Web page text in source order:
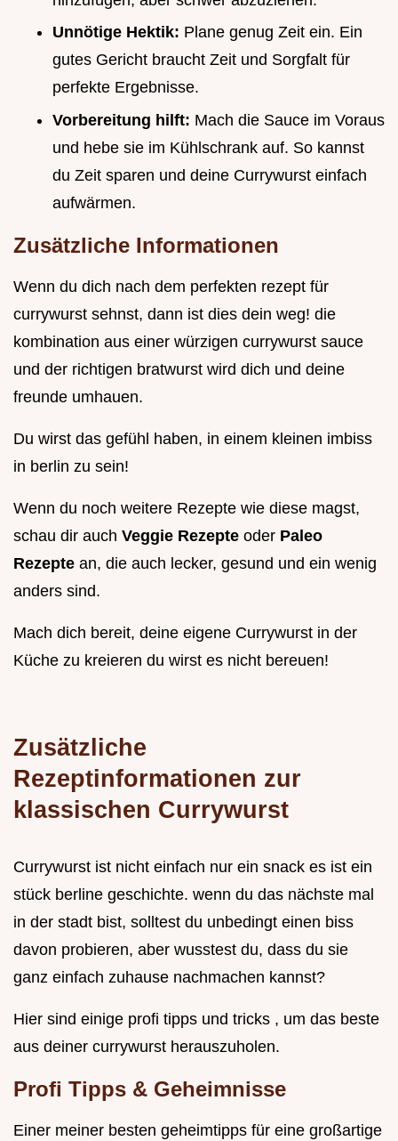
Unnötige Hektik: Plane genug Zeit ein. Ein
gutes Gericht braucht Zeit und Sorgfalt für
perfekte Ergebnisse.
Vorbereitung hilft: Mach die Sauce im Voraus
und hebe sie im Kühlschrank auf. So kannst
du Zeit sparen und deine Currywurst einfach
aufwärmen.
Zusätzliche Informationen
Wenn du dich nach dem perfekten rezept für
currywurst sehnst, dann ist dies dein weg! die
kombination aus einer würzigen currywurst sauce
und der richtigen bratwurst wird dich und deine
freunde umhauen.
Du wirst das gefühl haben, in einem kleinen imbiss
in berlin zu sein!
Wenn du noch weitere Rezepte wie diese magst,
schau dir auch Veggie Rezepte oder Paleo
Rezepte an, die auch lecker, gesund und ein wenig
anders sind.
Mach dich bereit, deine eigene Currywurst in der
Küche zu kreieren du wirst es nicht bereuen!
Zusätzliche
Rezeptinformationen zur
klassischen Currywurst
Currywurst ist nicht einfach nur ein snack es ist ein
stück berline geschichte. wenn du das nächste mal
in der stadt bist, solltest du unbedingt einen biss
davon probieren, aber wusstest du, dass du sie
ganz einfach zuhause nachmachen kannst?
Hier sind einige profi tipps und tricks , um das beste
aus deiner currywurst herauszuholen.
Profi Tipps & Geheimnisse
Einer meiner besten geheimtipps für eine großartige